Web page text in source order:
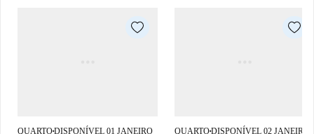
QUARTO■DISPONÍVEL 01 JANEIRO QUARTO■DISPONÍVEL 02 JANEIRO